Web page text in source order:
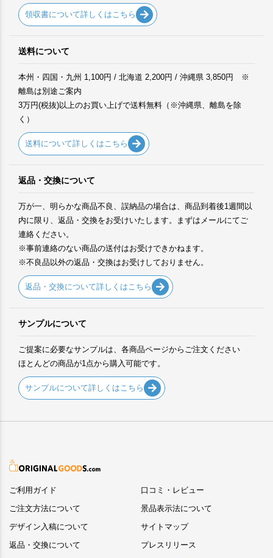
領収書について詳しくはこちら
送料について
本州・四国・九州 1,100円 / 北海道 2,200円 / 沖縄県 3,850円 ※
離島は別途ご案内
3万円(税抜)以上のお買い上げで送料無料（※沖縄県、離島を除
く）
送料について詳しくはこちら
返品・交換について
万が一、明らかな商品不良、誤納品の場合は、商品到着後1週間以
内に限り、返品・交換をお受けいたします。まずはメールにてご
連絡ください。
※事前連絡のない商品の送付はお受けできかねます。
※不良品以外の返品・交換はお受けしておりません。
返品・交換について詳しくはこちら
サンプルについて
ご提案に必要なサンプルは、各商品ページからご注文ください
ほとんどの商品が1点から購入可能です。
サンプルについて詳しくはこちら
ご利用ガイド
ご注文方法について
デザイン入稿について
返品・交換について
口コミ・レビュー
景品表示法について
サイトマップ
プレスリリース